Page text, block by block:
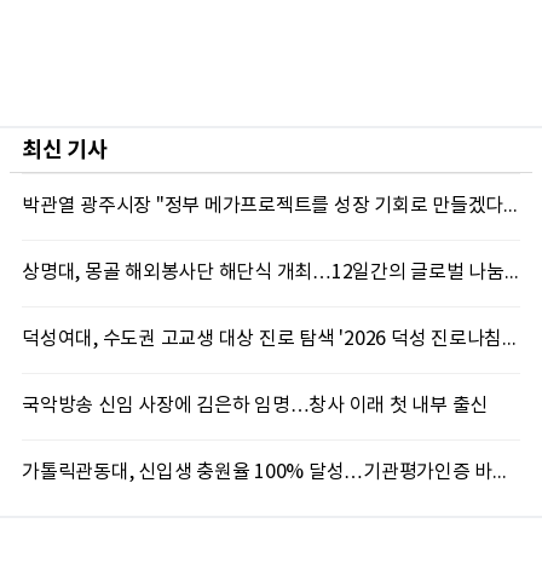
최신 기사
박관열 광주시장 "정부 메가프로젝트를 성장 기회로 만들겠다"…첫 시정토론회 개최
상명대, 몽골 해외봉사단 해단식 개최…12일간의 글로벌 나눔 성료
덕성여대, 수도권 고교생 대상 진로 탐색 '2026 덕성 진로나침판' 개최
국악방송 신임 사장에 김은하 임명…창사 이래 첫 내부 출신
가톨릭관동대, 신입생 충원율 100% 달성…기관평가인증 바탕 학생 지원 '가속'